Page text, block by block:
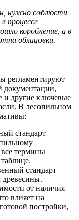
нужно соблюсти
процессе
коробление, а в
облицовки.
регламентируют
документации,
и другие ключевые
В лесопильном
стандарт
все термины
стандарт
от наличия
влияет на
постройки,